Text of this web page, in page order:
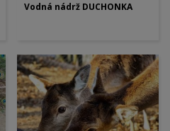
Vodná nádrž DUCHONKA